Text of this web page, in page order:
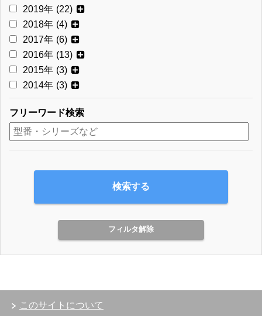
2019年 (22)
2018年 (4)
2017年 (6)
2016年 (13)
2015年 (3)
2014年 (3)
フリーワード検索
このサイトについて